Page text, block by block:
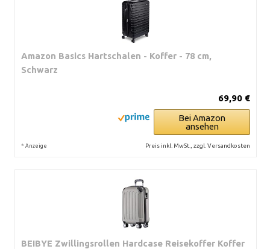
Amazon Basics Hartschalen - Koffer - 78 cm,
Schwarz
69,90 €
Bei Amazon
ansehen
* Anzeige Preis inkl. MwSt., zzgl. Versandkosten
BEIBYE Zwillingsrollen Hardcase Reisekoffer Koffer